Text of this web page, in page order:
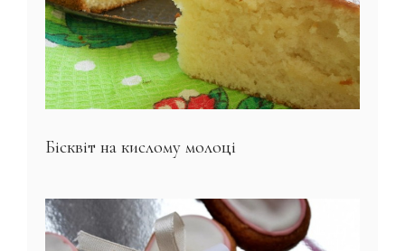
Бісквіт на кислому молоці